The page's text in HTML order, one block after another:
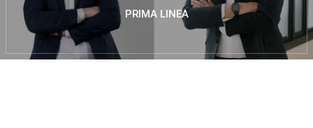
PRIMA LINEA